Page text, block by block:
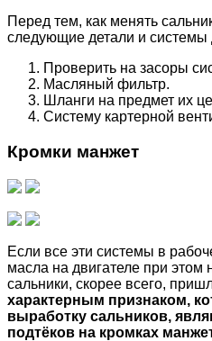
Перед тем, как менять
следующие детали и системы
Проверить на засоры
Масляный фильтр.
Шланги на предмет их
Систему картерной
Кромки манжет
Если все эти системы в
масла на двигателе при этом
сальники, скорее всего,
характерным признаком,
выработку сальников,
подтёков на кромках